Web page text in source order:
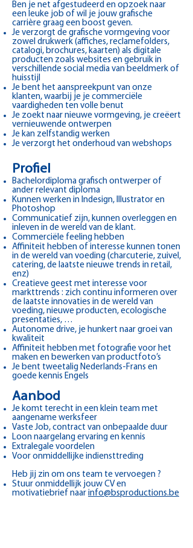
Ben je net afgestudeerd en opzoek naar
een leuke job of wil je jouw grafische
carrière graag een boost geven.
Je verzorgt de grafische vormgeving voor
zowel drukwerk (affiches, reclamefolders,
catalogi, brochures, kaarten) als digitale
producten zoals websites en gebruik in
verschillende social media van beeldmerk of
huisstijl
Je bent het aanspreekpunt van onze
klanten, waarbij je je commerciële
vaardigheden ten volle benut
Je zoekt naar nieuwe vormgeving, je creëert
vernieuwende ontwerpen
Je kan zelfstandig werken
Je verzorgt het onderhoud van webshops
Profiel
Bachelordiploma grafisch ontwerper of
ander relevant diploma
Kunnen werken in Indesign, Illustrator en
Photoshop
Communicatief zijn, kunnen overleggen en
inleven in de wereld van de klant.
Commerciële feeling hebben
Affiniteit hebben of interesse kunnen tonen
in de wereld van voeding (charcuterie, zuivel,
catering, de laatste nieuwe trends in retail,
enz)
Creatieve geest met interesse voor
markttrends : zich continu informeren over
de laatste innovaties in de wereld van
voeding, nieuwe producten, ecologische
presentaties, …
Autonome drive, je hunkert naar groei van
kwaliteit
Affiniteit hebben met fotografie voor het
maken en bewerken van productfoto’s
Je bent tweetalig Nederlands-Frans en
goede kennis Engels
Aanbod
Je komt terecht in een klein team met
aangename werksfeer
Vaste Job, contract van onbepaalde duur
Loon naargelang ervaring en kennis
Extralegale voordelen
Voor onmiddellijke indiensttreding
Heb jij zin om ons team te vervoegen ?
Stuur onmiddellijk jouw CV en
motivatiebrief naar info@bsproductions.be